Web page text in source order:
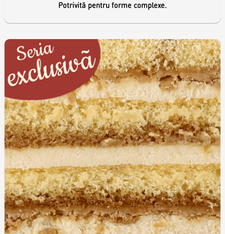
Potrivită pentru forme complexe.